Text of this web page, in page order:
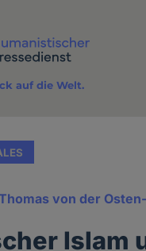
auf die Welt.
von der
Islam